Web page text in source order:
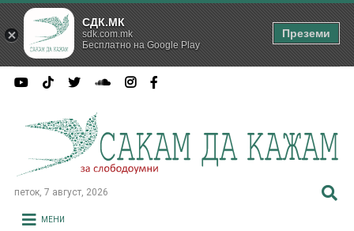
петок, 7 август, 2026
МЕНИ
СДК.МК
sdk.com.mk
Бесплатно на Google Play
Преземи